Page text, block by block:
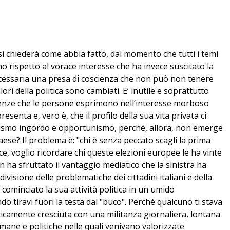
chiederà come abbia fatto, dal momento che tutti i temi
rispetto al vorace interesse che ha invece suscitato la
una presa di coscienza che non può non tenere
della politica sono cambiati. E’ inutile e soprattutto
che le persone esprimono nell’interesse morboso
e, vero è, che il profilo della sua vita privata ci
ingordo e opportunismo, perché, allora, non emerge
Il problema è: "chi è senza peccato scagli la prima
voglio ricordare chi queste elezioni europee le ha vinte
ha sfruttato il vantaggio mediatico che la sinistra ha
delle problematiche dei cittadini italiani e della
la sua attività politica in un umido
tiravi fuori la testa dal "buco". Perché qualcuno ti stava
cresciuta con una militanza giornaliera, lontana
e politiche nelle quali venivano valorizzate